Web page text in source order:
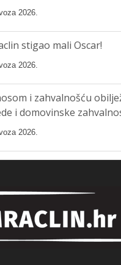
2026.
stigao mali Oscar!
2026.
i zahvalnošću
i domovinske
2026.